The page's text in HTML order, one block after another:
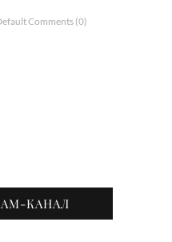
Comments (0)
КАНАЛ